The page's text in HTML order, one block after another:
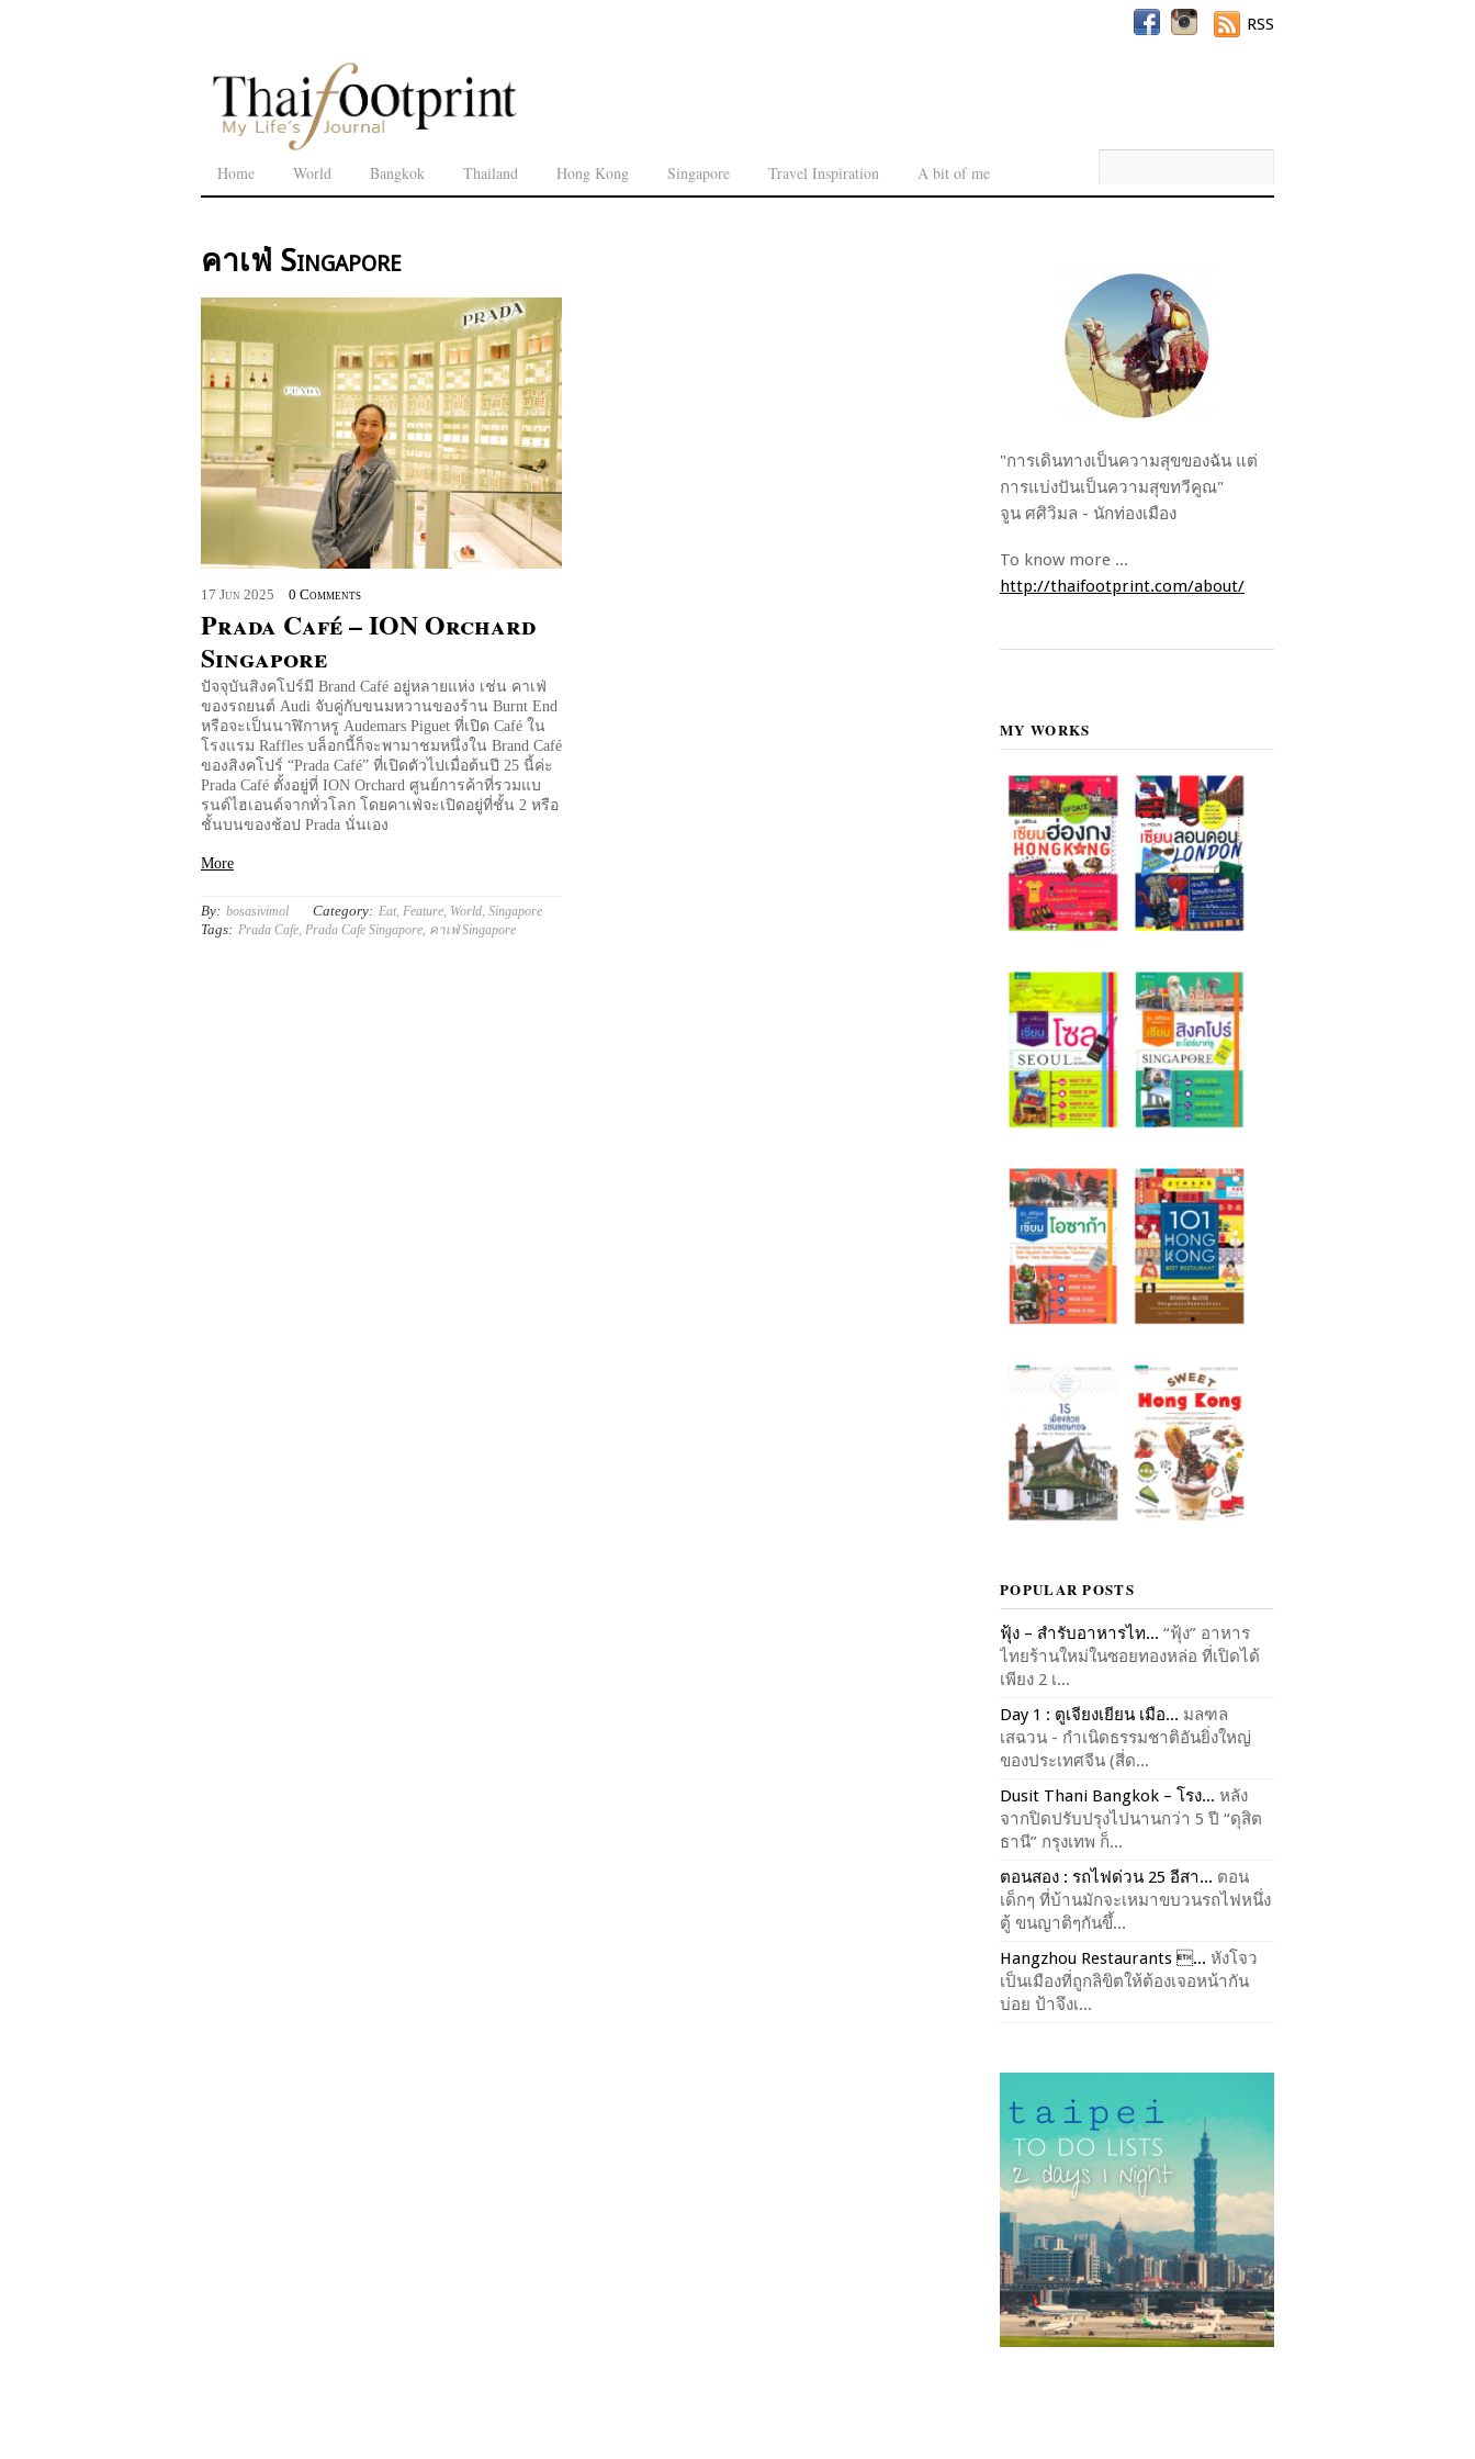
Home World Bangkok Thailand Hong Kong Singapore Travel Inspiration A bit of me
RSS
คาเฟ่ Singapore
17 Jun 2025 0 Comments
Prada Café – ION Orchard
Singapore
ปัจจุบันสิงคโปร์มี Brand Café อยู่หลายแห่ง เช่น คาเฟ่
ของรถยนต์ Audi จับคู่กับขนมหวานของร้าน Burnt End
หรือจะเป็นนาฬิกาหรู Audemars Piguet ที่เปิด Café ใน
โรงแรม Raffles บล็อกนี้ก็จะพามาชมหนึ่งใน Brand Café
ของสิงคโปร์ “Prada Café” ที่เปิดตัวไปเมื่อต้นปี 25 นี้ค่ะ
Prada Café ตั้งอยู่ที่ ION Orchard ศูนย์การค้าที่รวมแบ
รนด์ไฮเอนด์จากทั่วโลก โดยคาเฟ่จะเปิดอยู่ที่ชั้น 2 หรือ
ชั้นบนของช้อป Prada นั่นเอง
More
By: bosasivimol Category: Eat, Feature World ,Singapore
Tags: Prada Cafe Prada Cafe Singapore คาเฟ่ Singapore
"การเดินทางเป็นความสุขของฉัน แต่
การแบ่งปันเป็นความสุขทวีคูณ"
จูน ศศิวิมล - นักท่องเมือง
To know more ...
http://thaifootprint.com/about/
MY WORKS
POPULAR POSTS
ฟุ้ง – สำรับอาหารไท... “ฟุ้ง” อาหาร
ไทยร้านใหม่ในซอยทองหล่อ ที่เปิดได้
เพียง 2 เ...
Day 1 : ตูเจียงเยียน เมือ... มลฑล
เสฉวน - กำเนิดธรรมชาติอันยิ่งใหญ่
ของประเทศจีน (สี่ด...
Dusit Thani Bangkok – โรง... หลัง
จากปิดปรับปรุงไปนานกว่า 5 ปี “ดุสิต
ธานี” กรุงเทพ ก็...
ตอนสอง : รถไฟด่วน 25 อีสา... ตอน
เด็กๆ ที่บ้านมักจะเหมาขบวนรถไฟหนึ่ง
ตู้ ขนญาติๆกันขึ้...
Hangzhou Restaurants ... หังโจว
เป็นเมืองที่ถูกลิขิตให้ต้องเจอหน้ากัน
บ่อย ป้าจึงเ...